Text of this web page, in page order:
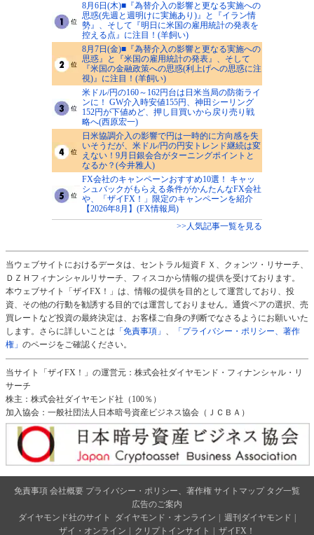
8月6日(木)■『為替介入の影響と更なる実施への
思惑(先週と週明けに実施あり)』と『イラン情
勢』、そして『明日に米国の雇用統計の発表を
控える点』に注目！(羊飼い)
8月7日(金)■『為替介入の影響と更なる実施への
思惑』と『米国の雇用統計の発表』、そして
『米国の金融政策への思惑(利上げへの思惑に注
視)』に注目！(羊飼い)
米ドル/円の160～162円台は日米当局の防衛ライ
ンに！ GW介入時安値155円、神田シーリング
152円が下値めど、押し目買いから戻り売り戦
略へ(西原宏一)
日米協調介入の影響で円は一時的に方向感を失
いそうだが、米ドル/円の円安トレンド継続は変
えない！9月日銀会合がターニングポイントと
なるか？(今井雅人)
FX会社のキャンペーンおすすめ10選！ キャッ
シュバックがもらえる条件がかんたんなFX会社
や、「ザイFX！」限定のキャンペーンを紹介
【2026年8月】(FX情報局)
>>人気記事一覧を見る
当ウェブサイトにおけるデータは、セントラル短資ＦＸ、クォンツ・リサーチ、
ＤＺＨフィナンシャルリサーチ、フィスコから情報の提供を受けております。
本ウェブサイト「ザイFX！」は、情報の提供を目的として運営しており、投
資、その他の行動を勧誘する目的では運営しておりません。通貨ペアの選択、売
買レートなど投資の最終決定は、お客様ご自身の判断でなさるようにお願いいた
します。さらに詳しいことは 「免責事項」 、
「プライバシー・ポリシー、著作
権」 のページをご確認ください。
当サイト「ザイFX！」の運営元：株式会社ダイヤモンド・フィナンシャル・リ
サーチ
株主：株式会社ダイヤモンド社（100％）
加入協会：一般社団法人日本暗号資産ビジネス協会（ＪＣＢＡ）
免責事項 会社概要 プライバシー・ポリシー、著作権 サイトマップ タグ一覧
広告のご案内
ダイヤモンド社のサイト
ダイヤモンド・オンライン 週刊ダイヤモンド
ザイ・オンライン
クリプトインサイト ザイFX！